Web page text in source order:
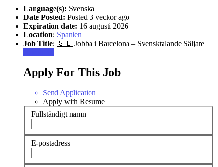
Language(s): Svenska
Date Posted: Posted 3 veckor ago
Expiration date: 16 augusti 2026
Location: Spanien
Job Title: 🇸🇪 Jobba i Barcelona – Svensktalande Säljare
Apply For This Job
Send Application
Apply with Resume
Fullständigt namn
E-postadress